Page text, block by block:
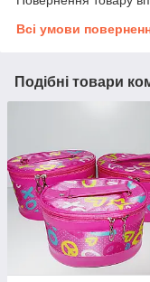
Всі умови
Подібні товари